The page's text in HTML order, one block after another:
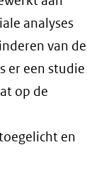
analyses
van de
er een studie
op de
en